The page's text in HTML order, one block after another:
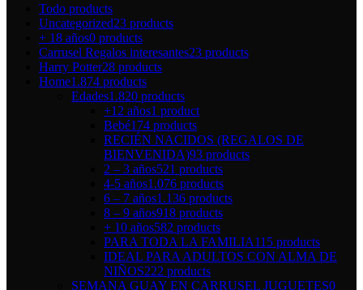
Todo products
Uncategorized23 products
+ 18 años0 products
Carrusel Regalos interesantes23 products
Harry Potter28 products
Home1.874 products
Edades1.820 products
+12 años1 product
Bebé174 products
RECIÉN NACIDOS (REGALOS DE
BIENVENIDA)93 products
2 – 3 años521 products
4-5 años1.076 products
6 – 7 años1.136 products
8 – 9 años918 products
+ 10 años582 products
PARA TODA LA FAMILIA115 products
IDEAL PARA ADULTOS CON ALMA DE
NIÑOS222 products
SEMANA GUAY EN CARRUSEL JUGUETES0